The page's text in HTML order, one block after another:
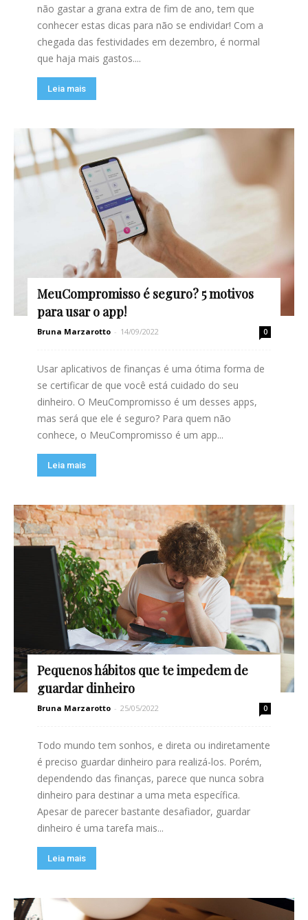
não gastar a grana extra de fim de ano, tem que
conhecer estas dicas para não se endividar! Com a
chegada das festividades em dezembro, é normal
que haja mais gastos....
Leia mais
MeuCompromisso é seguro? 5 motivos
para usar o app!
Bruna Marzarotto - 14/09/2022 0
Usar aplicativos de finanças é uma ótima forma de
se certificar de que você está cuidado do seu
dinheiro. O MeuCompromisso é um desses apps,
mas será que ele é seguro? Para quem não
conhece, o MeuCompromisso é um app...
Leia mais
Pequenos hábitos que te impedem de
guardar dinheiro
Bruna Marzarotto - 25/05/2022 0
Todo mundo tem sonhos, e direta ou indiretamente
é preciso guardar dinheiro para realizá-los. Porém,
dependendo das finanças, parece que nunca sobra
dinheiro para destinar a uma meta específica.
Apesar de parecer bastante desafiador, guardar
dinheiro é uma tarefa mais...
Leia mais